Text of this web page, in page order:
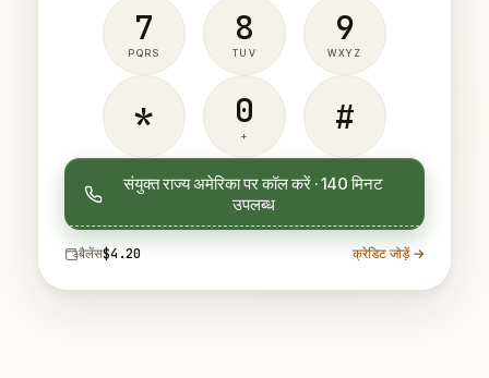
7
PQRS
8
TUV
9
WXYZ
* 0
+ #
संयुक्त राज्य अमेरिका पर कॉल करें · 140 मिनट
उपलब्ध
बैलेंस$4.20 क्रेडिट जोड़ें →